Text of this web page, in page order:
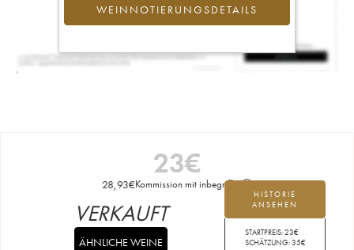
WEINNOTIERUNGSDETAILS
23€
28,93€Kommission mit inbegriffen
HISTORIE
ANSEHEN
STARTPREIS:23€
SCHÄTZUNG:35€
VERKAUFT
ÄHNLICHE WEINE